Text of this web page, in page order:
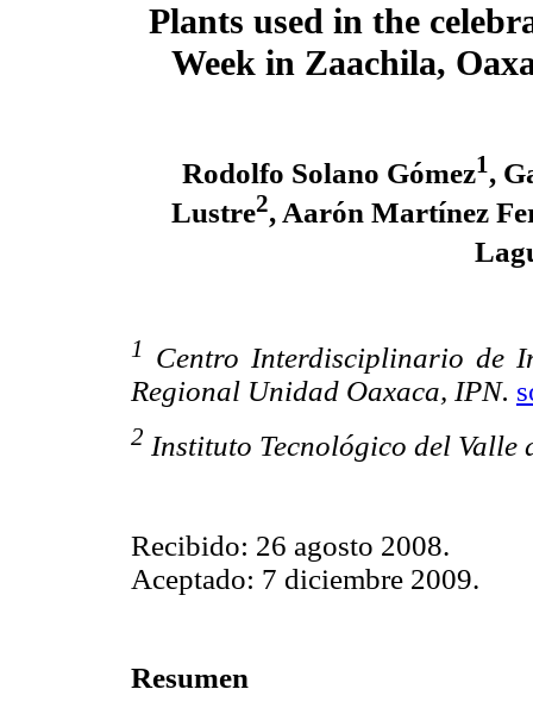
Plants used in the
Week in Zaachila,
Rodolfo Solano Gómez1,
Lustre2, Aarón Martínez
1
Centro Interdisciplinario de
Regional Unidad Oaxaca, IPN.
2 Instituto Tecnológico del Valle
Recibido: 26 agosto 2008.
Aceptado: 7 diciembre 2009.
Resumen